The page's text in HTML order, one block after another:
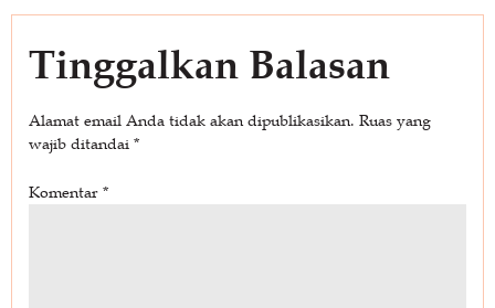
Tinggalkan Balasan
Alamat email Anda tidak akan dipublikasikan. Ruas yang
wajib ditandai *
Komentar *